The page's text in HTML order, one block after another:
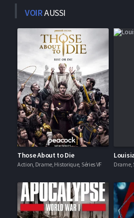
VOIRAUSSI
Those About to Die
Action, Drame, Historique, Séries VF Drame,